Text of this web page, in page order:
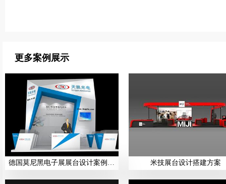
更多案例展示
德国莫尼黑电子展展台设计案例展示 米技展台设计搭建方案